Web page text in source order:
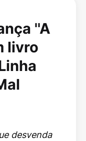
''A
livro
desvenda